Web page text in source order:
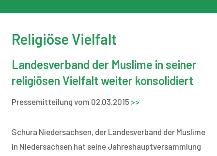
Religiöse Vielfalt
Landesverband der Muslime in seiner
religiösen Vielfalt weiter konsolidiert
Pressemitteilung vom 02.03.2015 >>
Schura Niedersachsen, der Landesverband der Muslime
in Niedersachsen hat seine Jahreshauptversammlung